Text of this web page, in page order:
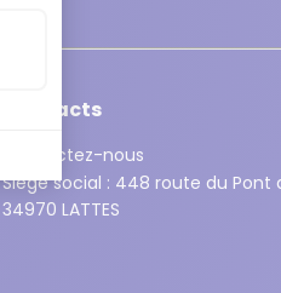
Contacts
Contactez-nous
Siège social : 448 route du Pont
34970 LATTES